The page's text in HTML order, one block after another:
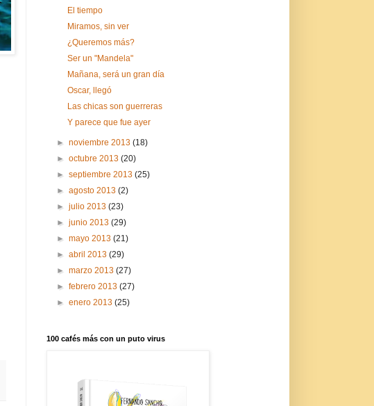
El tiempo
Miramos, sin ver
¿Queremos más?
Ser un "Mandela"
Mañana, será un gran día
Oscar, llegó
Las chicas son guerreras
Y parece que fue ayer
►noviembre 2013(18)
►octubre 2013(20)
►septiembre 2013(25)
►agosto 2013(2)
►julio 2013(23)
►junio 2013(29)
►mayo 2013(21)
►abril 2013(29)
►marzo 2013(27)
►febrero 2013(27)
►enero 2013(25)
100 cafés más con un puto virus